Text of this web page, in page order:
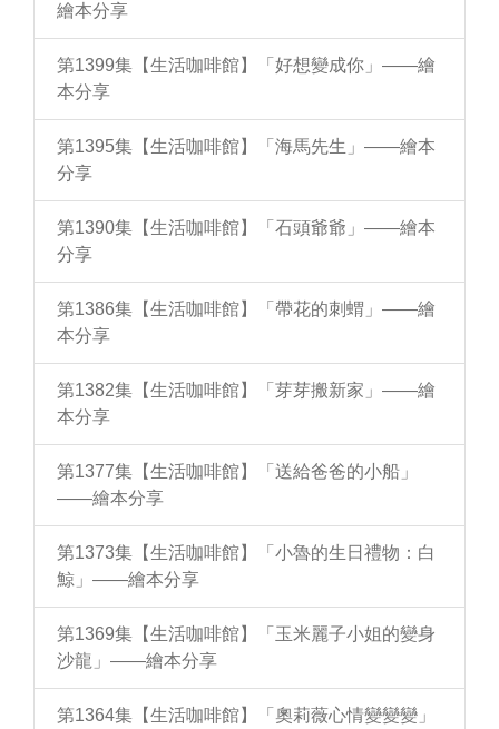
繪本分享
第1399集【生活咖啡館】「好想變成你」——繪
本分享
第1395集【生活咖啡館】「海馬先生」——繪本
分享
第1390集【生活咖啡館】「石頭爺爺」——繪本
分享
第1386集【生活咖啡館】「帶花的刺蝟」——繪
本分享
第1382集【生活咖啡館】「芽芽搬新家」——繪
本分享
第1377集【生活咖啡館】「送給爸爸的小船」
——繪本分享
第1373集【生活咖啡館】「小魯的生日禮物：白
鯨」——繪本分享
第1369集【生活咖啡館】「玉米麗子小姐的變身
沙龍」——繪本分享
第1364集【生活咖啡館】「奧莉薇心情變變變」